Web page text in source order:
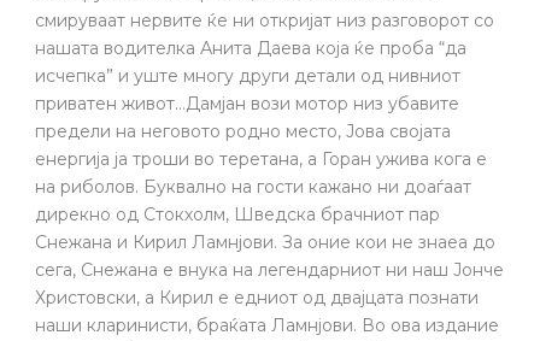
смируваат нервите ќе ни откријат низ разговорот со
нашата водителка Анита Даева која ќе проба “да
исчепка” и уште многу други детали од нивниот
приватен живот…Дамјан вози мотор низ убавите
предели на неговото родно место, Јова својата
енергија ја троши во теретана, а Горан ужива кога е
на риболов. Буквално на гости кажано ни доаѓаат
дирекно од Стокхолм, Шведска брачниот пар
Снежана и Кирил Ламнјови. За оние кои не знаеа до
сега, Снежана е внука на легендарниот ни наш Јонче
Христовски, а Кирил е едниот од двајцата познати
наши кларинисти, браќата Ламнјови. Во ова издание